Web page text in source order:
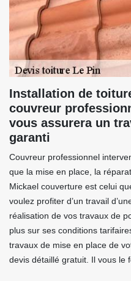
Installation de
couvreur
vous assurera un
garanti
Couvreur professionnel
que la mise en place, la
Mickael couverture est celui
voulez profiter d’un travail
réalisation de vos travaux de
plus sur ses conditions
travaux de mise en place de
devis détaillé gratuit. Il vous le